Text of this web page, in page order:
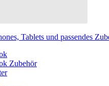
Tablets und passendes
Zubehör